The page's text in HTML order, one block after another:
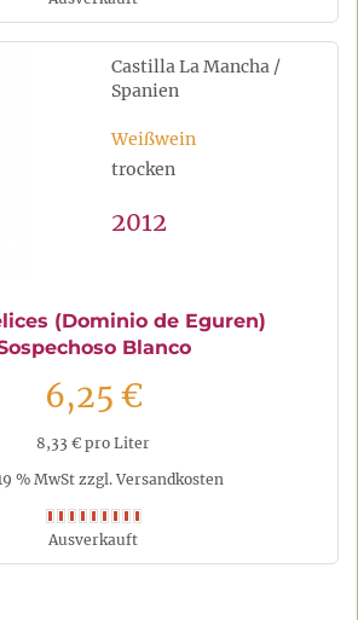
Castilla La Mancha /
Spanien
Weißwein
trocken
2012
(Dominio de Eguren)
Blanco
6,25 €
8,33 € pro Liter
% MwSt zzgl. Versandkosten
Ausverkauft